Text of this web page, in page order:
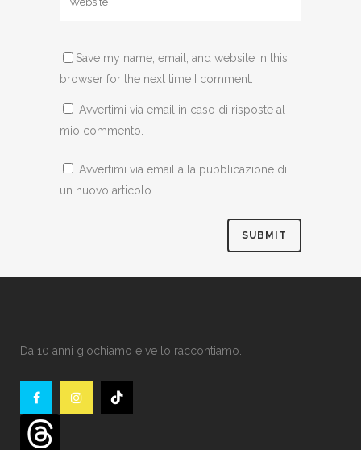
Save my name, email, and website in this
browser for the next time I comment.
Avvertimi via email in caso di risposte al
mio commento.
Avvertimi via email alla pubblicazione di
un nuovo articolo.
Da 10 anni giochiamo e ve lo raccontiamo.